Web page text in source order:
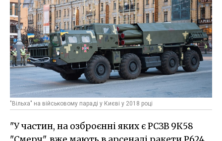
"Вільха" на військовому параді у Києві у 2018 році
"У частин, на озброєнні яких є РСЗВ 9К58